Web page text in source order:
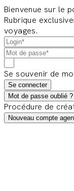
Bienvenue sur le
Rubrique
voyages.
Se souvenir de
Se connecter
Mot de passe oublié ?
Procédure de
Nouveau compte